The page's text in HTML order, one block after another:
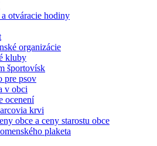
otváracie hodiny
organizácie
kluby
športovísk
pre psov
v obci
ocenení
krvi
obce a ceny starostu obce
plaketa